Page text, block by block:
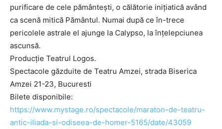
purificare de cele pământești, o călătorie inițiatică având
ca scenă mitică Pământul. Numai după ce în-trece
pericolele astrale el ajunge la Calypso, la înțelepciunea
ascunsă.
Producție Teatrul Logos.
Spectacole găzduite de Teatru Amzei, strada Biserica
Amzei 21-23, Bucuresti
Bilete disponibile:
https://www.mystage.ro/spectacole/maraton-de-teatru-
antic-iliada-si-odiseea-de-homer-5165/date/43059